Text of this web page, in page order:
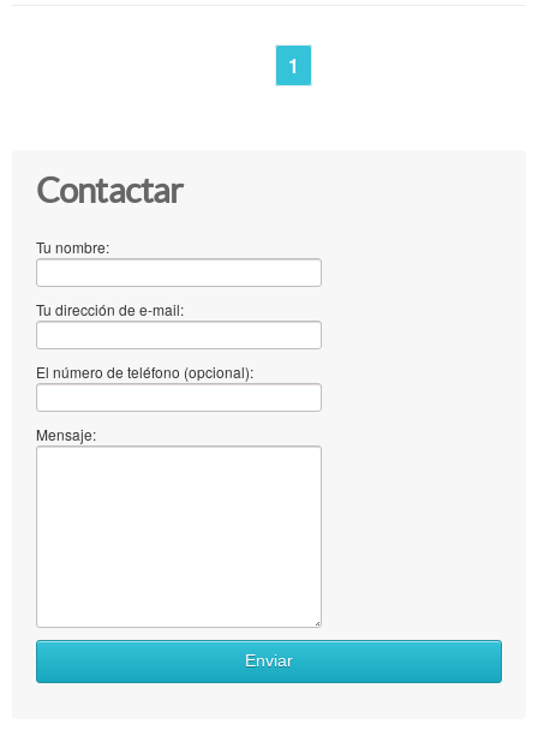
1
Contactar
Tu nombre:
Tu dirección de e-mail:
El número de teléfono (opcional):
Mensaje:
Enviar